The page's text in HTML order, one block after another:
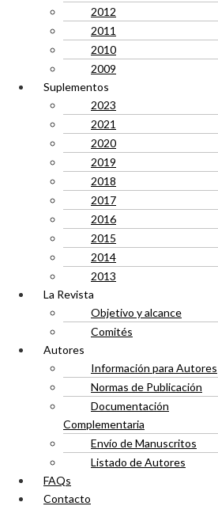
2012
2011
2010
2009
Suplementos
2023
2021
2020
2019
2018
2017
2016
2015
2014
2013
La Revista
Objetivo y alcance
Comités
Autores
Información para Autores
Normas de Publicación
Documentación
Complementaria
Envío de Manuscritos
Listado de Autores
FAQs
Contacto